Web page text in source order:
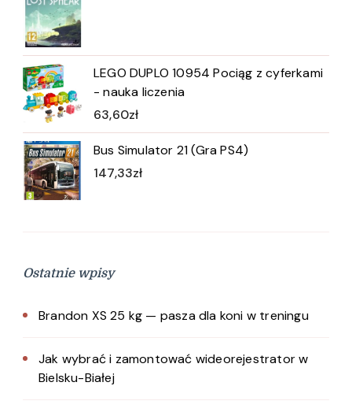
LEGO DUPLO 10954 Pociąg z cyferkami
- nauka liczenia
63,60zł
Bus Simulator 21 (Gra PS4)
147,33zł
Ostatnie wpisy
Brandon XS 25 kg — pasza dla koni w treningu
Jak wybrać i zamontować wideorejestrator w
Bielsku-Białej